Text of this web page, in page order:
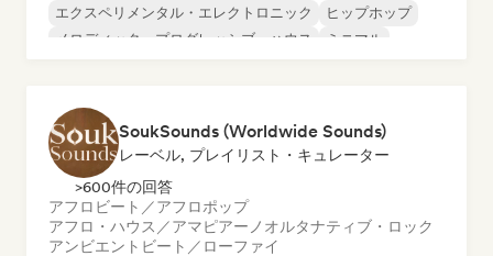
エクスペリメンタル・エレクトロニック
ヒップホップ
メロディック・プログレッシブ・ハウス
ミニマル
SoukSounds (Worldwide Sounds)
レーベル, プレイリスト・キュレーター
>600件の回答
アフロビート／アフロポップ
アフロ・ハウス／アマピアーノ オルタナティブ・ロック
アンビエント ビート／ローファイ